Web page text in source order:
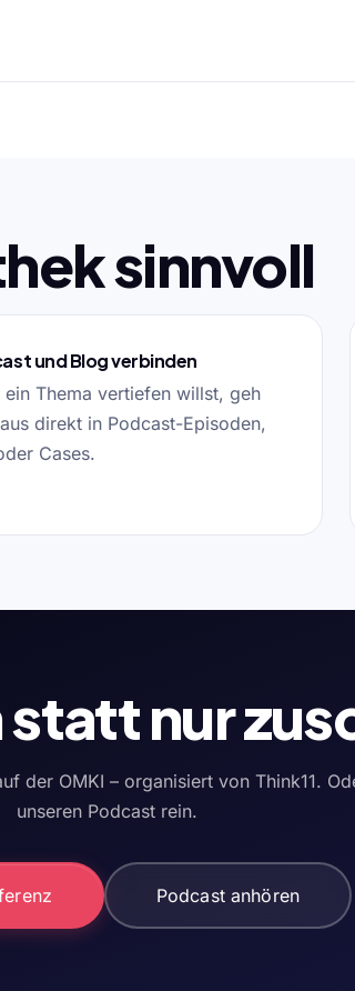
sinnvoll
und Blog verbinden
ein Thema vertiefen willst, geh
direkt in Podcast-Episoden,
Cases.
nur
der OMKI – organisiert von Think11.
unseren Podcast rein.
Podcast anhören